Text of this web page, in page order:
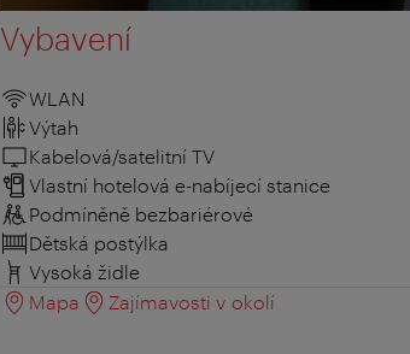
Vybavení
WLAN
Výtah
Kabelová/satelitní TV
Vlastní hotelová e-nabíjecí stanice
Podmíněně bezbariérové
Dětská postýlka
Vysoká židle
Mapa
Zajímavosti v okolí